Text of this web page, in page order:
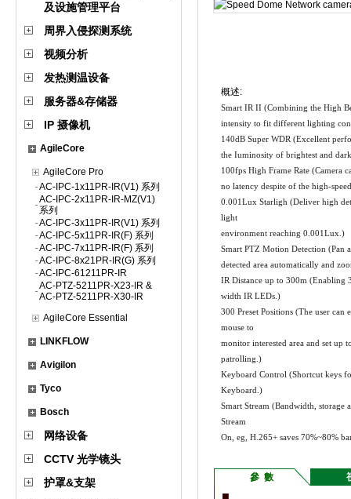
及设施管理平台
周界入侵探测系统
视频分析
发热测温设备
服务器&存储器
IP 摄像机
AgileCore
AgileCore Pro
AC-IPC-1x11PR-IR(V1) 系列
AC-IPC-2x11PR-IR-MZ(V1)
系列
AC-IPC-3x11PR-IR(V1) 系列
AC-IPC-5x11PR-IR(F) 系列
AC-IPC-7x11PR-IR(F) 系列
AC-IPC-8x21PR-IR(G) 系列
AC-IPC-61211PR-IR
AC-PTZ-5211PR-X23-IR &
AC-PTZ-5211PR-X30-IR
AgileCore Essential
LINKFLOW
Avigilon
Tyco
Bosch
网络设备
CCTV 光学镜头
护罩&支架
概述:
Smart IR II (Combining the High
intensity to fit different lighting
140dB Super WDR (Excellent
the Iuminosity of brightest and
100fps High Frame Rate (Camera
no latency despite of the high-
0.001Lux Starligh (Deliver high
light
environment reaching 0.001Lux.)
Smart PTZ Motion Detection (Pan
detected area automatically and
IR Distance up to 300m (Enabling
width IR LEDs.)
300 Preset Positions (The user
mouse to
monitor interested area and set up
patrolling.)
Keyboard Control (Shortcut keys
Keyboard.)
Smart Stream (Bandwidth, storage
Stream
On, eg, H.265+ saves 70%~80%
參 數